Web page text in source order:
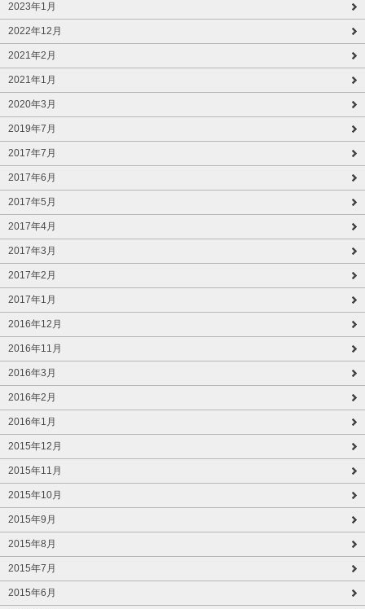
2023年1月
2022年12月
2021年2月
2021年1月
2020年3月
2019年7月
2017年7月
2017年6月
2017年5月
2017年4月
2017年3月
2017年2月
2017年1月
2016年12月
2016年11月
2016年3月
2016年2月
2016年1月
2015年12月
2015年11月
2015年10月
2015年9月
2015年8月
2015年7月
2015年6月